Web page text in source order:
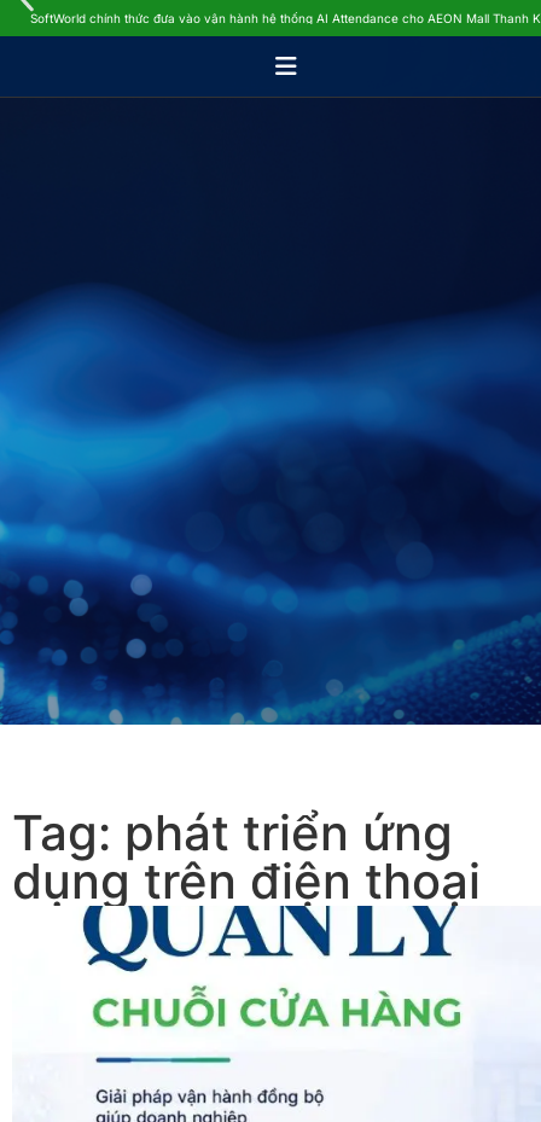
SoftWorld chính thức đưa vào vận hành hệ thống AI Attendance cho AEON Mall Thanh
Tag: phát triển ứng
dụng trên điện thoại